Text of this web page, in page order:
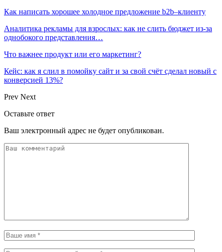
Как написать хорошее холодное предложение b2b–клиенту
Аналитика рекламы для взрослых: как не слить бюджет из-за
однобокого представления…
Что важнее продукт или его маркетинг?
Кейс: как я слил в помойку сайт и за свой счёт сделал новый с
конверсией 13%?
Prev Next
Оставьте ответ
Ваш электронный адрес не будет опубликован.